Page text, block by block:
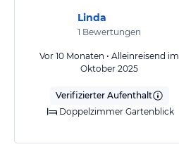
Linda
1 Bewertungen
Vor 10 Monaten • Alleinreisend im
Oktober 2025
Verifizierter Aufenthalt
Doppelzimmer Gartenblick